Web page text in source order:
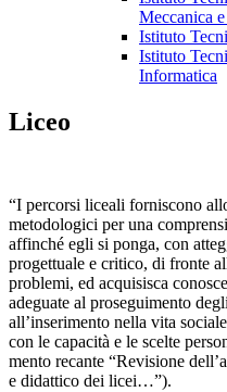
Meccanica
Istituto
Istituto
Informatica
Liceo
“I percorsi liceali forniscono
metodologici per una
affinché egli si ponga, con
progettuale e critico, di fronte
problemi, ed acquisisca
adeguate al proseguimento
all’inserimento nella vita
con le capacità e le scelte
mento recante “Revisione
e didattico dei licei…”).